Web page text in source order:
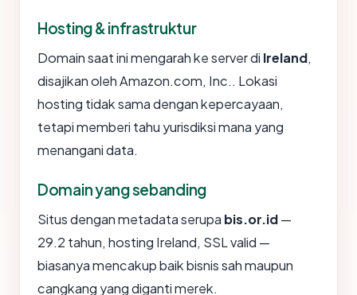
Hosting & infrastruktur
Domain saat ini mengarah ke server di Ireland,
disajikan oleh Amazon.com, Inc.. Lokasi
hosting tidak sama dengan kepercayaan,
tetapi memberi tahu yurisdiksi mana yang
menangani data.
Domain yang sebanding
Situs dengan metadata serupa bis.or.id—
29.2 tahun, hosting Ireland, SSL valid —
biasanya mencakup baik bisnis sah maupun
cangkang yang diganti merek.